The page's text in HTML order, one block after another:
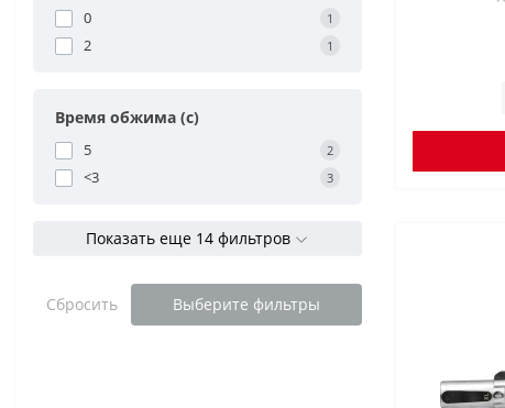
0 1
2 1
Время обжима (с)
5 2
<3 3
Показать еще 14 фильтров
Сбросить Выберите фильтры